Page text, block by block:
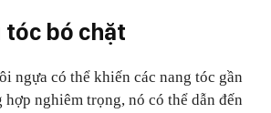
tóc bó chặt
ngựa có thể khiến các nang tóc gần
nghiêm trọng, nó có thể dẫn đến